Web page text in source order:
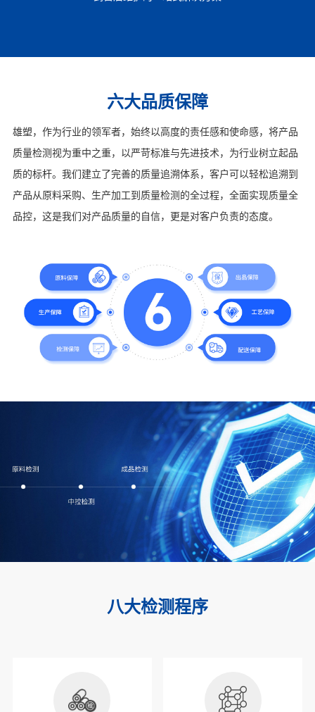
六大品质保障
雄塑，作为行业的领军者，始终以高度的责任感和使命感，将产品
质量检测视为重中之重，以严苛标准与先进技术，为行业树立起品
质的标杆。我们建立了完善的质量追溯体系，客户可以轻松追溯到
产品从原料采购、生产加工到质量检测的全过程，全面实现质量全
品控，这是我们对产品质量的自信，更是对客户负责的态度。
八大检测程序